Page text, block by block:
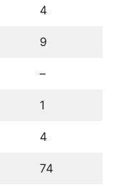
4
9
–
1
4
74